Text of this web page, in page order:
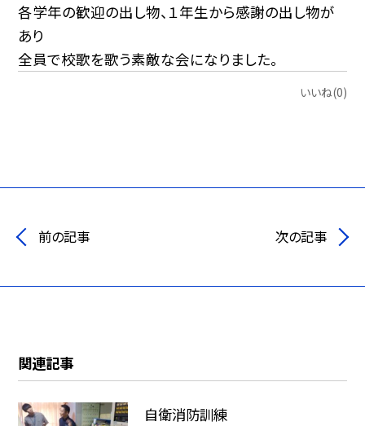
各学年の歓迎の出し物、１年生から感謝の出し物が
あり
全員で校歌を歌う素敵な会になりました。
いいね(0)
前の記事 次の記事
関連記事
自衛消防訓練